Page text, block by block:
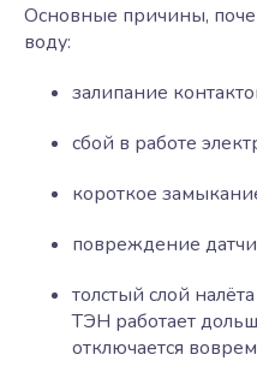
Основные причины,
воду:
залипание
сбой в работе
короткое
повреждение
толстый слой
ТЭН работает
отключается